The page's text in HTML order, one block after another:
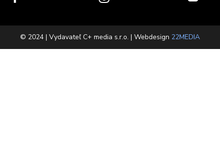
© 2024 | Vydavateľ C+ media s.r.o. | Webdesign 22MEDIA